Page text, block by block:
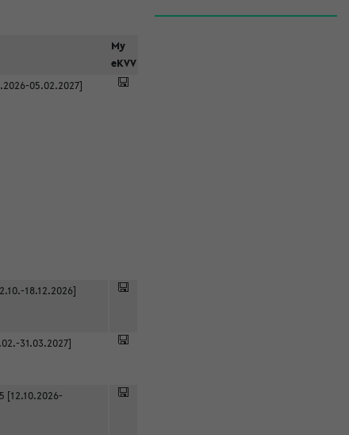
My
eKVV
05.02.2027]
18.12.2026]
31.03.2027]
[12.10.2026-